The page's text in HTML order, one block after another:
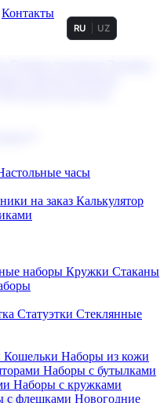
Контакты
RU UZ
часы
на заказ Калькулятор
наборы Кружки Стаканы
Статуэтки Стеклянные
Кошельки Наборы из кожи
Наборы с бутылками
Наборы с кружками
с флешками Новогодние